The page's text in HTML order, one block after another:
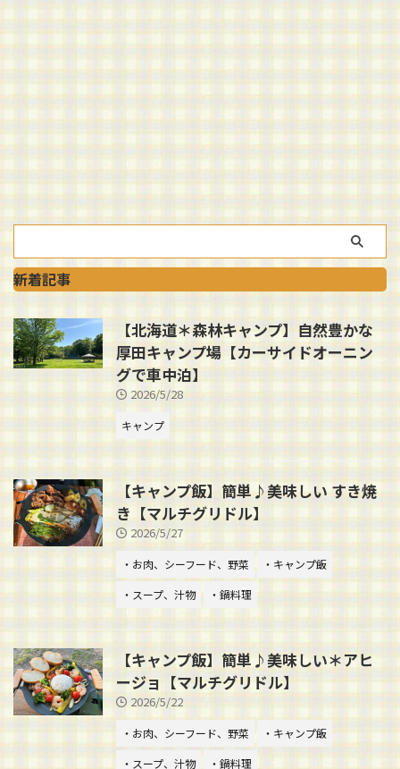
新着記事
【北海道＊森林キャンプ】自然豊かな
厚田キャンプ場【カーサイドオーニン
グで車中泊】
2026/5/28
キャンプ
【キャンプ飯】簡単♪美味しい すき焼
き【マルチグリドル】
2026/5/27
・お肉、シーフード、野菜
・キャンプ飯
・スープ、汁物
・鍋料理
【キャンプ飯】簡単♪美味しい＊アヒ
ージョ【マルチグリドル】
2026/5/22
・お肉、シーフード、野菜
・キャンプ飯
・スープ、汁物
・鍋料理